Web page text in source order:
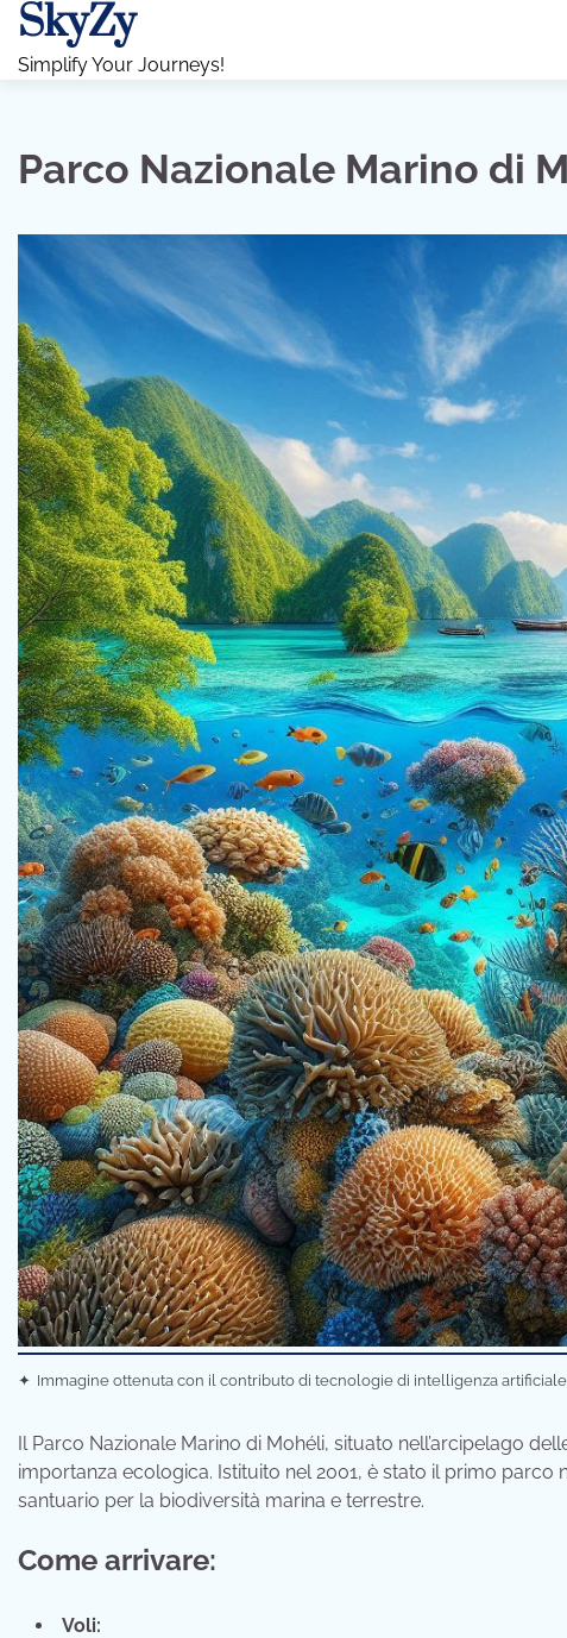
Skip
content
SkyZy
Simplify Your Journeys!
Parco Nazionale Marino di
✦ Immagine ottenuta con il contributo di tecnologie di intelligenza
Il Parco Nazionale Marino di Mohéli, situato nell’arcipelago
importanza ecologica. Istituito nel 2001, è stato il primo
santuario per la biodiversità marina e terrestre.
Come arrivare:
Voli: